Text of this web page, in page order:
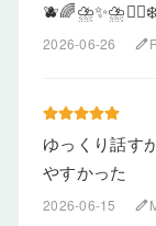
2026-06-26 edit
ゆっくり話す
やすかった
2026-06-15 edit